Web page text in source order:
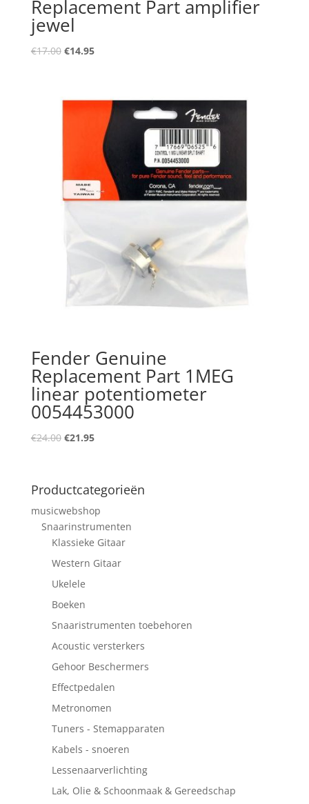
Replacement Part amplifier
jewel
€17.00 Oorspronkelijke
€17.00.
€14.95Huidige
€14.95.
Fender Genuine
Replacement Part 1MEG
linear potentiometer
0054453000
€24.00 Oorspronkelijke
€24.00.
€21.95Huidige
€21.95.
Productcategorieën
musicwebshop
Snaarinstrumenten
Klassieke Gitaar
Western Gitaar
Ukelele
Boeken
Snaaristrumenten toebehoren
Acoustic versterkers
Gehoor Beschermers
Effectpedalen
Metronomen
Tuners - Stemapparaten
Kabels - snoeren
Lessenaarverlichting
Lak, Olie & Schoonmaak & Gereedschap